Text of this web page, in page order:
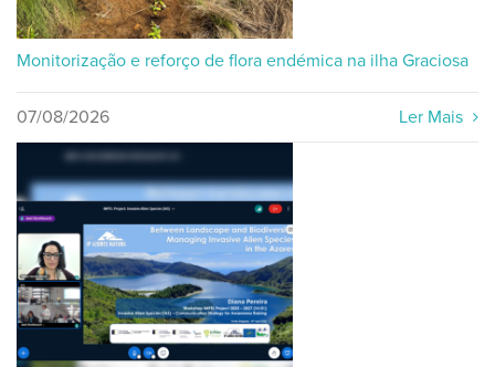
Monitorização e reforço de flora endémica na ilha Graciosa
07/08/2026 Ler Mais